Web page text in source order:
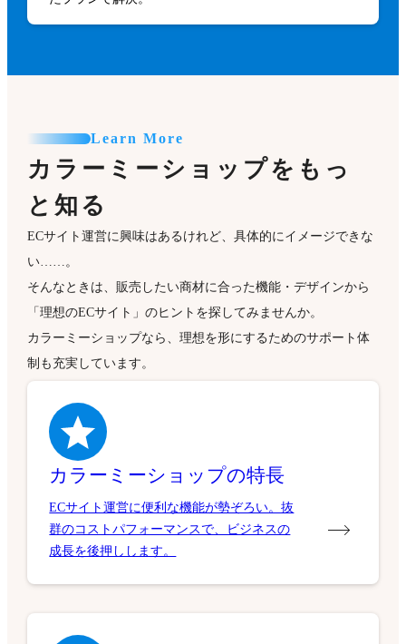
Learn More
カラーミーショップをもっ
と知る
ECサイト運営に興味はあるけれど、具体的にイメージできな
い……。
そんなときは、販売したい商材に合った機能・デザインから
「理想のECサイト」のヒントを探してみませんか。
カラーミーショップなら、理想を形にするためのサポート体
制も充実しています。
カラーミーショップの特長
ECサイト運営に便利な機能が勢ぞろい。抜
群のコストパフォーマンスで、ビジネスの
成長を後押しします。